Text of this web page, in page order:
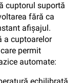
cuptorul suportă
fără ca
afișajul.
a cuptoarelor
care permit
automate: